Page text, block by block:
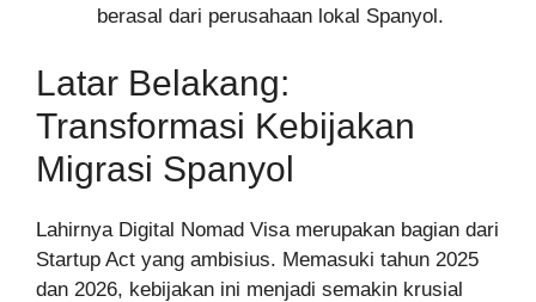
berasal dari perusahaan lokal Spanyol.
Latar Belakang:
Transformasi Kebijakan
Migrasi Spanyol
Lahirnya Digital Nomad Visa merupakan bagian dari
Startup Act yang ambisius. Memasuki tahun 2025
dan 2026, kebijakan ini menjadi semakin krusial